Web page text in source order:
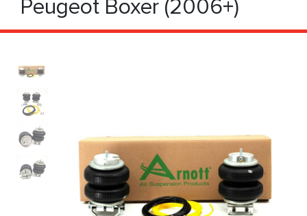
Peugeot Boxer (2006+)